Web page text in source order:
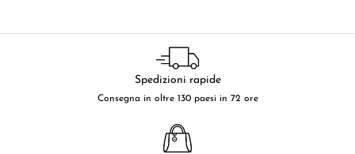
Spedizioni rapide
Consegna in oltre 130 paesi in 72 ore